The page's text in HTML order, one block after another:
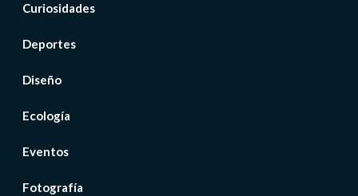
Curiosidades
Deportes
Diseño
Ecología
Eventos
Fotografía